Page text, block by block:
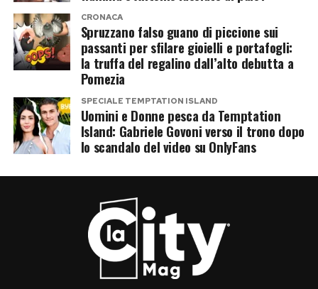
CRONACA
Spruzzano falso guano di piccione sui
passanti per sfilare gioielli e portafogli:
la truffa del regalino dall’alto debutta a
Pomezia
SPECIALE TEMPTATION ISLAND
Uomini e Donne pesca da Temptation
Island: Gabriele Govoni verso il trono dopo
lo scandalo del video su OnlyFans